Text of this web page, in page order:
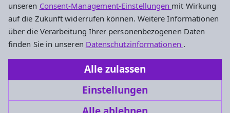
unseren Consent-Management-Einstellungen mit Wirkung
auf die Zukunft widerrufen können. Weitere Informationen
über die Verarbeitung Ihrer personenbezogenen Daten
finden Sie in unseren Datenschutzinformationen .
Alle zulassen
Einstellungen
Alter Dom St. Johannis Mainz - Ev. Dekanat Mainz
Kaiserstr. 37
55116 Mainz
alterdommainz@ekhn.de